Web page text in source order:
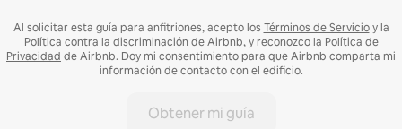
Al solicitar esta guía para anfitriones, acepto los Términos de Servicioy la
Política contra la discriminación de Airbnb,y reconozco la Política de
Privacidad de Airbnb. Doy mi consentimiento para que Airbnb comparta mi
información de contacto con el edificio.
Obtener mi guía